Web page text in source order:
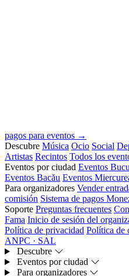
pagos para eventos →
Descubre Música Ocio Social
Artistas Recintos Todos los
Eventos por ciudad Eventos
Eventos Bacău Eventos
Para organizadores Vender
comisión Sistema de pagos
Soporte Preguntas frecuentes
Fama Inicio de sesión del
Política de privacidad Política de
ANPC · SAL
Descubre
Eventos por ciudad
Para organizadores